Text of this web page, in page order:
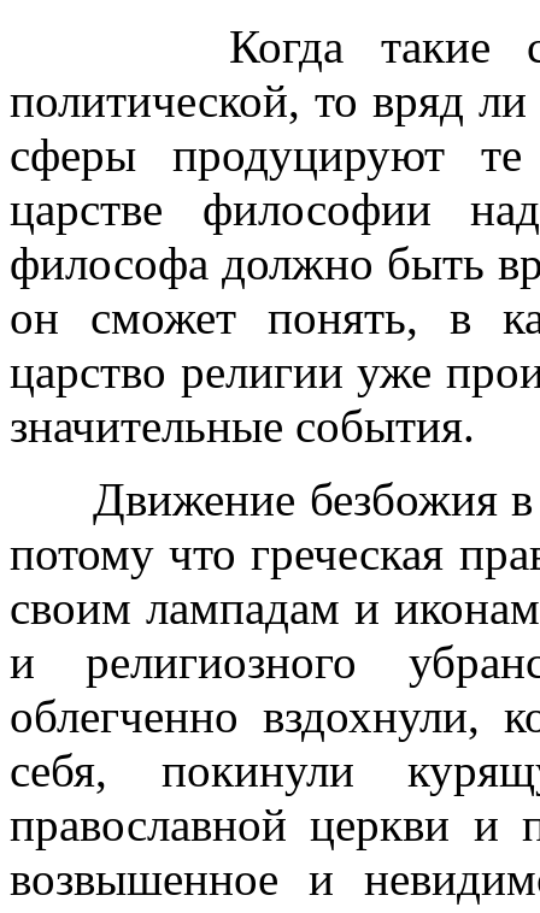
Когда такие
политической, то вряд
сферы продуцируют
царстве философии
философа должно быть
он сможет понять, в
царство религии уже
значительные события.
Движение безбожия в
потому что греческая
своим лампадам и
и религиозного
облегченно вздохнули,
себя, покинули
православной церкви и
возвышенное и